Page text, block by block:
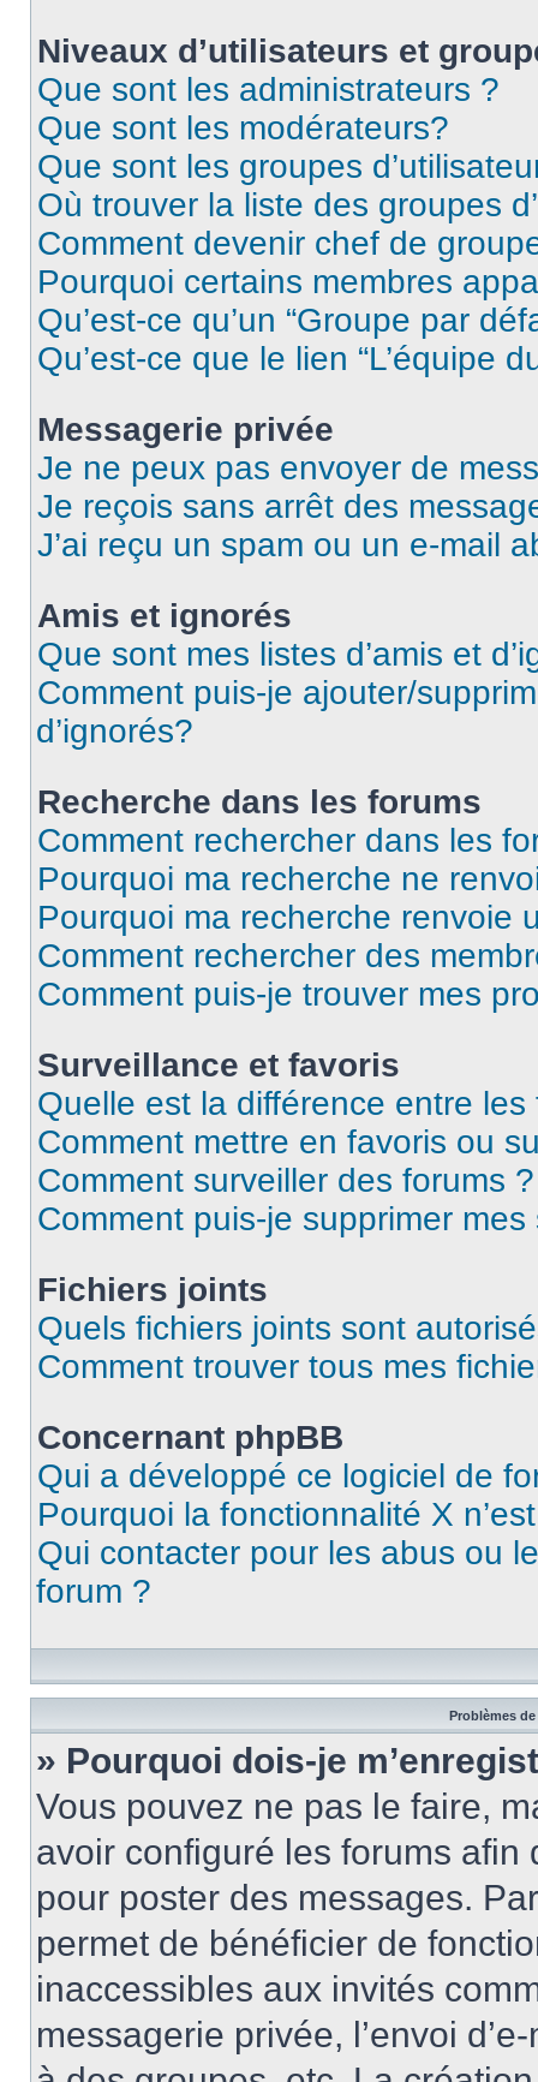
Niveaux d’utilisateurs et
Que sont les administrateurs ?
Que sont les modérateurs?
Que sont les groupes
Où trouver la liste des groupes
Comment devenir chef de
Pourquoi certains membres
Qu’est-ce qu’un “Groupe par
Qu’est-ce que le lien “L’équipe
Messagerie privée
Je ne peux pas envoyer de
Je reçois sans arrêt des
J’ai reçu un spam ou un e-mail
Amis et ignorés
Que sont mes listes d’amis et
Comment puis-je ajouter/
d’ignorés?
Recherche dans les forums
Comment rechercher dans les
Pourquoi ma recherche ne
Pourquoi ma recherche renvoie
Comment rechercher des
Comment puis-je trouver mes
Surveillance et favoris
Quelle est la différence entre
Comment mettre en favoris ou
Comment surveiller des forums ?
Comment puis-je supprimer
Fichiers joints
Quels fichiers joints sont
Comment trouver tous mes
Concernant phpBB
Qui a développé ce logiciel de
Pourquoi la fonctionnalité X
Qui contacter pour les abus ou
forum ?
Problèmes
» Pourquoi dois-je
Vous pouvez ne pas le faire,
avoir configuré les forums afin
pour poster des messages.
permet de bénéficier de
inaccessibles aux invités
messagerie privée, l’envoi